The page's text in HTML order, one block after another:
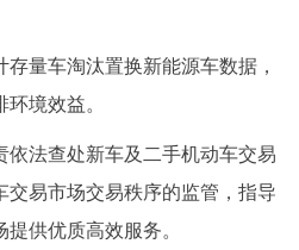
量车淘汰置换新能源车数据，
境效益。
法查处新车及二手机动车交易
交易市场交易秩序的监管，指导
供优质高效服务。